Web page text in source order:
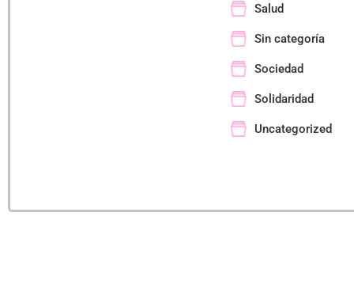
Salud
Sin categoría
Sociedad
Solidaridad
Uncategorized